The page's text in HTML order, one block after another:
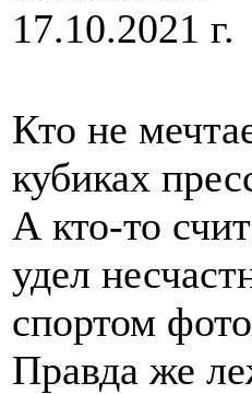
17.10.2021 г.
Кто не
кубиках
А кто-то
удел
спортом
Правда же